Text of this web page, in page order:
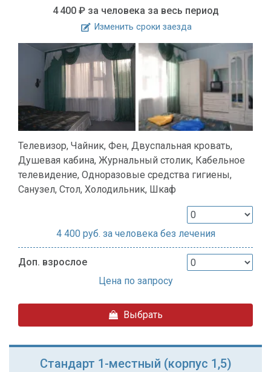
4 400 ₽ за человека за весь период
Изменить сроки заезда
Телевизор, Чайник, Фен, Двуспальная кровать,
Душевая кабина, Журнальный столик, Кабельное
телевидение, Одноразовые средства гигиены,
Санузел, Стол, Холодильник, Шкаф
4 400 руб. за человека без лечения
Доп. взрослое
Цена по запросу
Выбрать
Стандарт 1-местный (корпус 1,5)